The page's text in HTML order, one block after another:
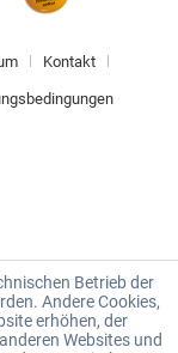
Kontakt
Betrieb der
Andere Cookies,
erhöhen, der
Websites und